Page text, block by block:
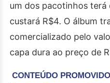
um dos pacotinhos
custará R$4. O álbum
comercializado pelo
capa dura ao preço de